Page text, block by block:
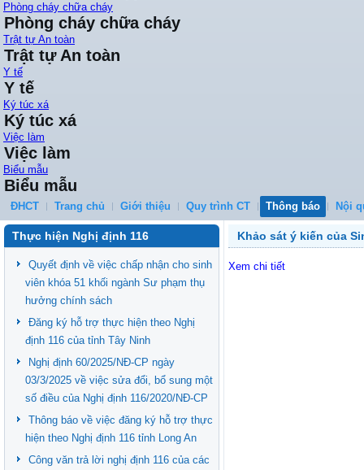
Phòng cháy chữa cháy
Phòng cháy chữa cháy
Trật tự An toàn
Trật tự An toàn
Y tế
Y tế
Ký túc xá
Ký túc xá
Việc làm
Việc làm
Biểu mẫu
Biểu mẫu
ĐHCT Trang chủ Giới thiệu Quy trình CT Thông báo Nội
Thực hiện Nghị định 116
Quyết định về việc chấp nhận cho sinh
viên khóa 51 khối ngành Sư phạm thụ
hưởng chính sách
Đăng ký hỗ trợ thực hiện theo Nghị
định 116 của tỉnh Tây Ninh
Nghị định 60/2025/NĐ-CP ngày
03/3/2025 về việc sửa đổi, bổ sung một
số điều của Nghị định 116/2020/NĐ-CP
Thông báo về việc đăng ký hỗ trợ thực
hiện theo Nghị định 116 tỉnh Long An
Công văn trả lời nghị định 116 của các
Khảo sát ý kiến của
Xem chi tiết